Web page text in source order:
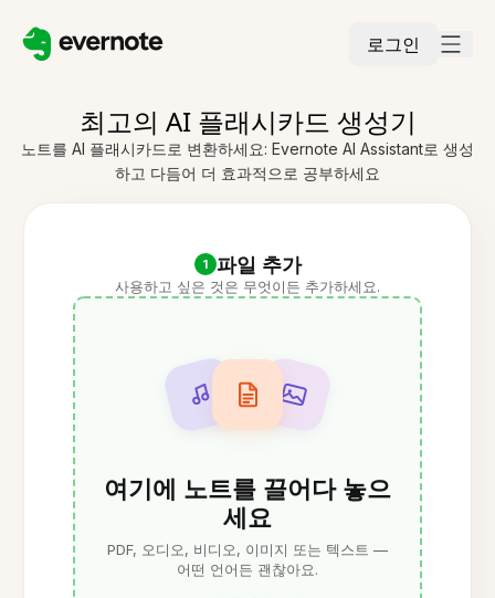
로그인
최고의 AI 플래시카드 생성기
노트를 AI 플래시카드로 변환하세요: Evernote AI Assistant로 생성
하고 다듬어 더 효과적으로 공부하세요
1 파일 추가
사용하고 싶은 것은 무엇이든 추가하세요.
여기에 노트를 끌어다 놓으
세요
PDF, 오디오, 비디오, 이미지 또는 텍스트 —
어떤 언어든 괜찮아요.